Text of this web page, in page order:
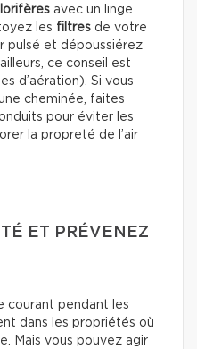
avec un linge
les filtres de votre
pulsé et dépoussiérez
ce conseil est
d’aération). Si vous
cheminée, faites
pour éviter les
la propreté de l’air
ET PRÉVENEZ
courant pendant les
dans les propriétés où
Mais vous pouvez agir